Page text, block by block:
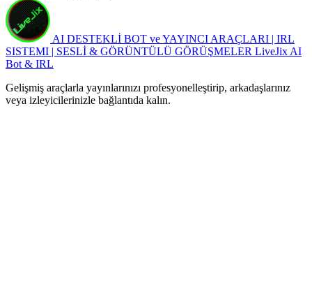
AI DESTEKLİ BOT ve YAYINCI ARAÇLARI | IRL
SISTEMI | SESLİ & GÖRÜNTÜLÜ GÖRÜŞMELER LiveJix AI
Bot & IRL
Gelişmiş araçlarla yayınlarınızı profesyonelleştirip, arkadaşlarınız
veya izleyicilerinizle bağlantıda kalın.